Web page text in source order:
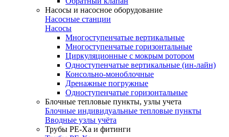
Насосы и насосное оборудование
Насосные станции
Насосы
Многоступенчатые вертикальные
Многоступенчатые горизонтальные
Циркуляционные с мокрым ротором
Одноступенчатые вертикальные (ин-лайн)
Консольно-моноблочные
Дренажные погружные
Одноступенчатые горизонтальные
Блочные тепловые пункты, узлы учета
Блочные индивидуальные тепловые пункты
Вводные узлы учёта
Трубы РЕ-Ха и фитинги